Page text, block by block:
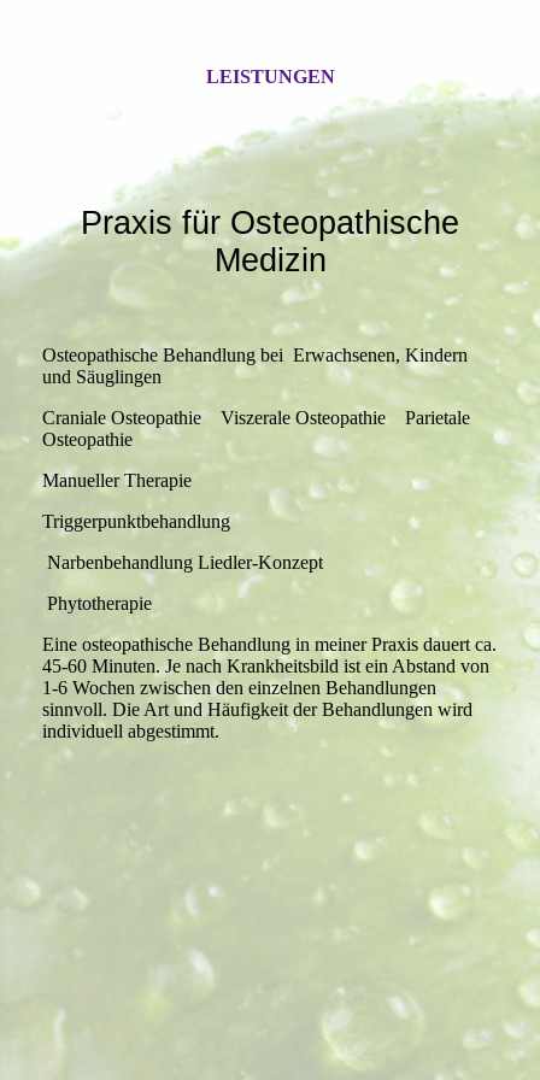
LEISTUNGEN
Praxis für Osteopathische
Medizin
Osteopathische Behandlung bei Erwachsenen, Kindern
und Säuglingen
Craniale Osteopathie Viszerale Osteopathie Parietale
Osteopathie
Manueller Therapie
Triggerpunktbehandlung
Narbenbehandlung Liedler-Konzept
Phytotherapie
Eine osteopathische Behandlung in meiner Praxis dauert ca.
45-60 Minuten. Je nach Krankheitsbild ist ein Abstand von
1-6 Wochen zwischen den einzelnen Behandlungen
sinnvoll. Die Art und Häufigkeit der Behandlungen wird
individuell abgestimmt.